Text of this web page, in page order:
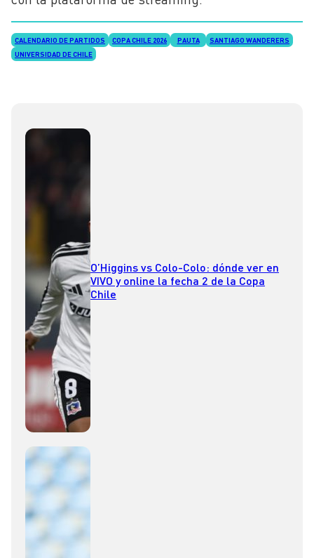
CALENDARIO DE PARTIDOS COPA CHILE 2026 PAUTA
SANTIAGO WANDERERS
UNIVERSIDAD DE CHILE
O’Higgins vs Colo-Colo: dónde ver en
VIVO y online la fecha 2 de la Copa
Chile